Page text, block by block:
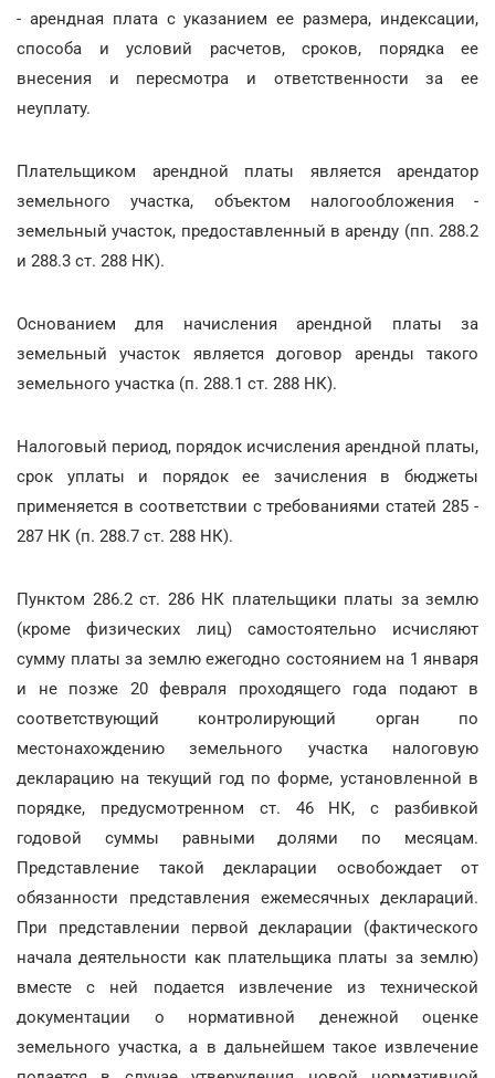
- арендная плата с указанием ее размера, индексации,
способа и условий расчетов, сроков, порядка ее
внесения и пересмотра и ответственности за ее
неуплату.
Плательщиком арендной платы является арендатор
земельного участка, объектом налогообложения -
земельный участок, предоставленный в аренду (пп. 288.2
и 288.3 ст. 288 НК).
Основанием для начисления арендной платы за
земельный участок является договор аренды такого
земельного участка (п. 288.1 ст. 288 НК).
Налоговый период, порядок исчисления арендной платы,
срок уплаты и порядок ее зачисления в бюджеты
применяется в соответствии с требованиями статей 285 -
287 НК (п. 288.7 ст. 288 НК).
Пунктом 286.2 ст. 286 НК плательщики платы за землю
(кроме физических лиц) самостоятельно исчисляют
сумму платы за землю ежегодно состоянием на 1 января
и не позже 20 февраля проходящего года подают в
соответствующий контролирующий орган по
местонахождению земельного участка налоговую
декларацию на текущий год по форме, установленной в
порядке, предусмотренном ст. 46 НК, с разбивкой
годовой суммы равными долями по месяцам.
Представление такой декларации освобождает от
обязанности представления ежемесячных деклараций.
При представлении первой декларации (фактического
начала деятельности как плательщика платы за землю)
вместе с ней подается извлечение из технической
документации о нормативной денежной оценке
земельного участка, а в дальнейшем такое извлечение